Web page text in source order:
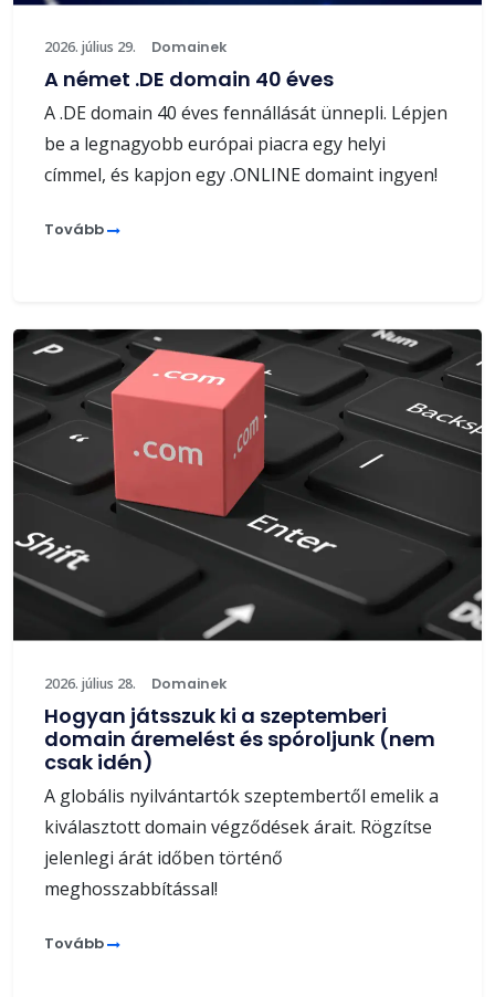
2026. július 29. Domainek
A német .DE domain 40 éves
A .DE domain 40 éves fennállását ünnepli. Lépjen
be a legnagyobb európai piacra egy helyi
címmel, és kapjon egy .ONLINE domaint ingyen!
Tovább
2026. július 28. Domainek
Hogyan játsszuk ki a szeptemberi
domain áremelést és spóroljunk (nem
csak idén)
A globális nyilvántartók szeptembertől emelik a
kiválasztott domain végződések árait. Rögzítse
jelenlegi árát időben történő
meghosszabbítással!
Tovább